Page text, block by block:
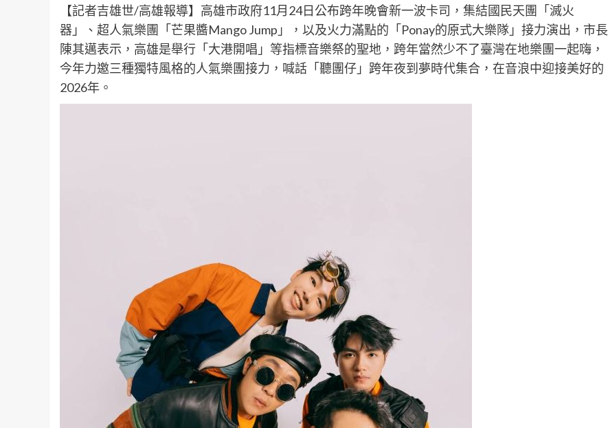
【記者吉雄世/高雄報導】高雄市政府11月24日公布跨年晚會新一波卡司，集結國民天團「滅火
器」、超人氣樂團「芒果醬Mango Jump」，以及火力滿點的「Ponay的原式大樂隊」接力演出，市長
陳其邁表示，高雄是舉行「大港開唱」等指標音樂祭的聖地，跨年當然少不了臺灣在地樂團一起嗨，
今年力邀三種獨特風格的人氣樂團接力，喊話「聽團仔」跨年夜到夢時代集合，在音浪中迎接美好的
2026年。